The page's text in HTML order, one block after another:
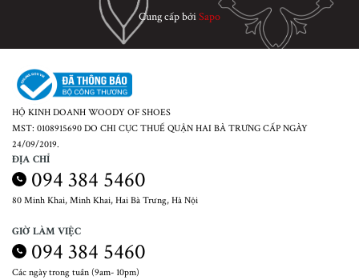
Cung cấp bởiSapo
HỘ KINH DOANH WOODY OF SHOES
MST: 0108915690 DO CHI CỤC THUẾ QUẬN HAI BÀ TRƯNG CẤP NGÀY
24/09/2019.
ĐỊA CHỈ
094 384 5460
80 Minh Khai, Minh Khai, Hai Bà Trưng, Hà Nội
GIỜ LÀM VIỆC
094 384 5460
Các ngày trong tuần (9am- 10pm)